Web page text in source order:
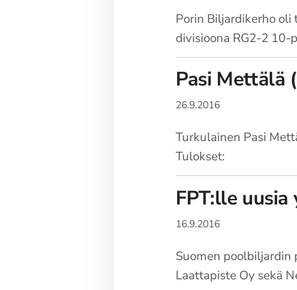
Porin Biljardikerho oli
divisioona RG2-2 10-
Pasi Mettälä
26.9.2016
Turkulainen Pasi
Tulokset:
FPT:lle
16.9.2016
Suomen poolbiljardin
Laattapiste Oy sekä